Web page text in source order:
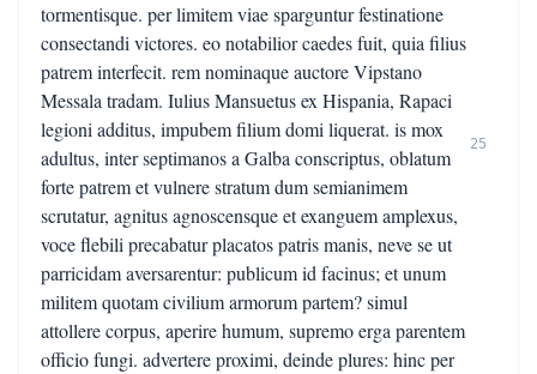
tormentisque. per limitem viae sparguntur festinatione
consectandi victores. eo notabilior caedes fuit, quia filius
patrem interfecit. rem nominaque auctore Vipstano
Messala tradam. Iulius Mansuetus ex Hispania, Rapaci
legioni additus, impubem filium domi liquerat. is mox
adultus, inter septimanos a Galba conscriptus, oblatum
forte patrem et vulnere stratum dum semianimem
scrutatur, agnitus agnoscensque et exanguem amplexus,
voce flebili precabatur placatos patris manis, neve se ut
parricidam aversarentur: publicum id facinus; et unum
militem quotam civilium armorum partem? simul
attollere corpus, aperire humum, supremo erga parentem
officio fungi. advertere proximi, deinde plures: hinc per
25